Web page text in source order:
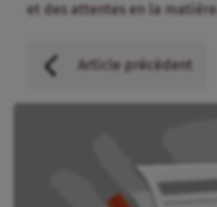
et des attentes en la matière.
Article précédent